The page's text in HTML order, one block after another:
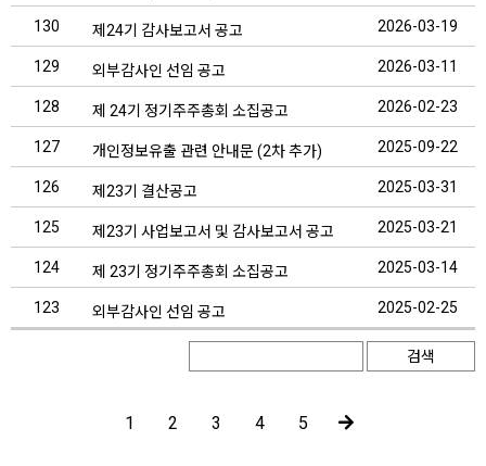
130 제24기 감사보고서 공고 2026-03-19
129 외부감사인 선임 공고 2026-03-11
128 제 24기 정기주주총회 소집공고 2026-02-23
127 개인정보유출 관련 안내문 (2차 추가) 2025-09-22
126 제23기 결산공고 2025-03-31
125 제23기 사업보고서 및 감사보고서 공고 2025-03-21
124 제 23기 정기주주총회 소집공고 2025-03-14
123 외부감사인 선임 공고 2025-02-25
검색
1 2 3 4 5